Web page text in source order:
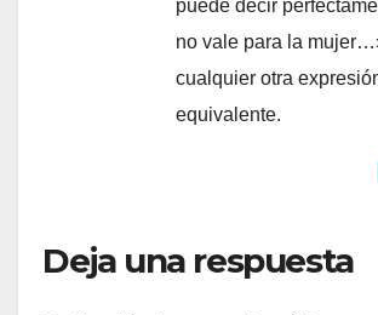
puede decir
no vale para la
cualquier otra
equivalente.
Deja una respuesta